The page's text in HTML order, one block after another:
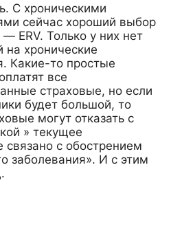
С хроническими
сейчас хороший выбор
ERV. Только у них нет
на хронические
Какие-то простые
все
страховые, но если
будет большой, то
могут отказать с
» текущее
связано с обострением
заболевания». И с этим